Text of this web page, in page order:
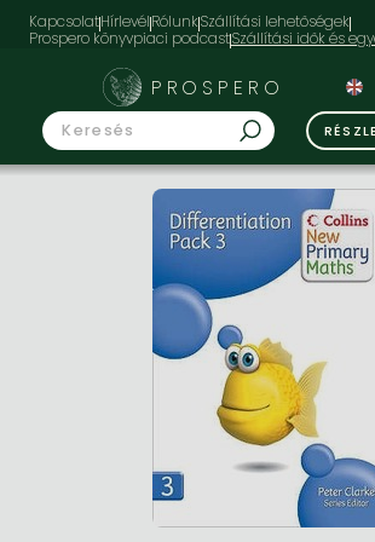
KapcsolatHírlevélRólunkSzállítási lehetőségek
Prospero könyvpiaci podcast
PROSPERO